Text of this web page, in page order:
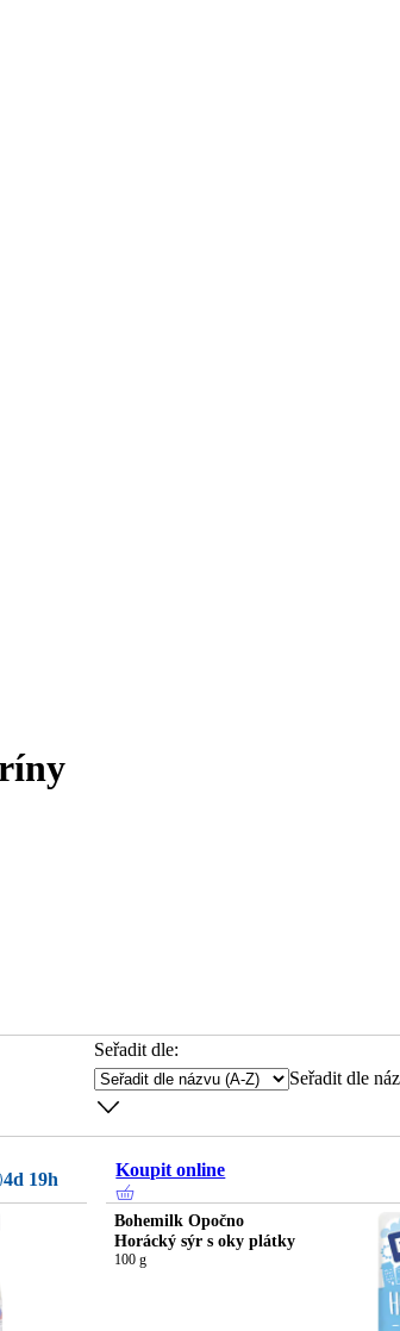
Seřadit dle:
Seřadit dle
4d 19h Koupit online
Bohemilk Opočno
Horácký sýr s oky plátky
100 g